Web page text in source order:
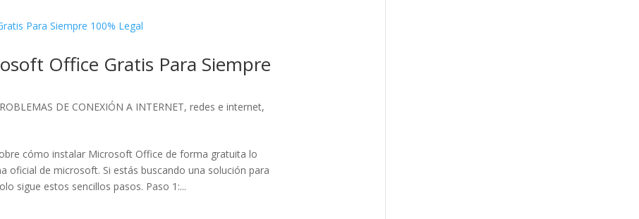
Office Gratis Para Siempre
DE CONEXIÓN A INTERNET, redes e internet,
cómo instalar Microsoft Office de forma gratuita lo
oficial de microsoft. Si estás buscando una solución para
sigue estos sencillos pasos. Paso 1:...